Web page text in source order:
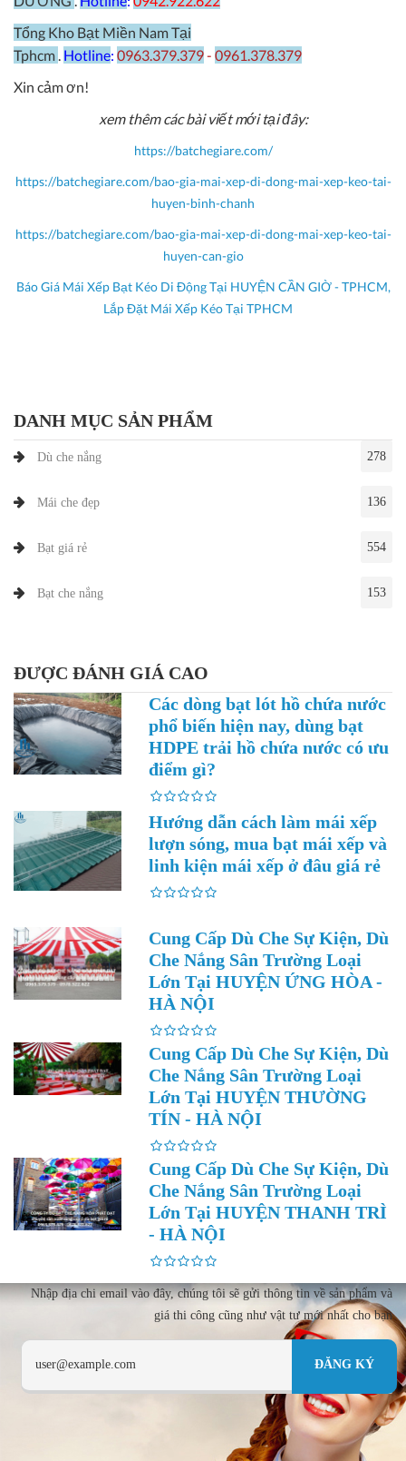
Tổng Kho Bạt Miền Nam Tại
Tphcm . Hotline: 0963.379.379- 0961.378.379
Xin cảm ơn!
xem thêm các bài viết mới tại đây:
https://batchegiare.com/
https://batchegiare.com/bao-gia-mai-xep-di-dong-mai-xep-keo-tai-
huyen-binh-chanh
https://batchegiare.com/bao-gia-mai-xep-di-dong-mai-xep-keo-tai-
huyen-can-gio
Báo Giá Mái Xếp Bạt Kéo Di Động Tại HUYỆN CẦN GIỜ - TPHCM,
Lắp Đặt Mái Xếp Kéo Tại TPHCM
DANH MỤC SẢN PHẨM
Dù che nắng 278
Mái che đẹp 136
Bạt giá rẻ 554
Bạt che nắng 153
ĐƯỢC ĐÁNH GIÁ CAO
Các dòng bạt lót hồ chứa nước
phổ biến hiện nay, dùng bạt
HDPE trải hồ chứa nước có ưu
điểm gì?
Hướng dẫn cách làm mái xếp
lượn sóng, mua bạt mái xếp và
linh kiện mái xếp ở đâu giá rẻ
Cung Cấp Dù Che Sự Kiện, Dù
Che Nắng Sân Trường Loại
Lớn Tại HUYỆN ỨNG HÒA -
HÀ NỘI
Cung Cấp Dù Che Sự Kiện, Dù
Che Nắng Sân Trường Loại
Lớn Tại HUYỆN THƯỜNG
TÍN - HÀ NỘI
Cung Cấp Dù Che Sự Kiện, Dù
Che Nắng Sân Trường Loại
Lớn Tại HUYỆN THANH TRÌ
- HÀ NỘI
Nhập địa chi email vào đây, chúng tôi sẽ gửi thông tin về sản phẩm và
giá thi công cũng như vật tư mới nhất cho bạn